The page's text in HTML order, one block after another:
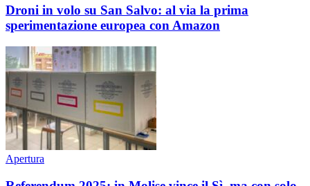
Droni in volo su San Salvo: al via la prima
sperimentazione europea con Amazon
Apertura